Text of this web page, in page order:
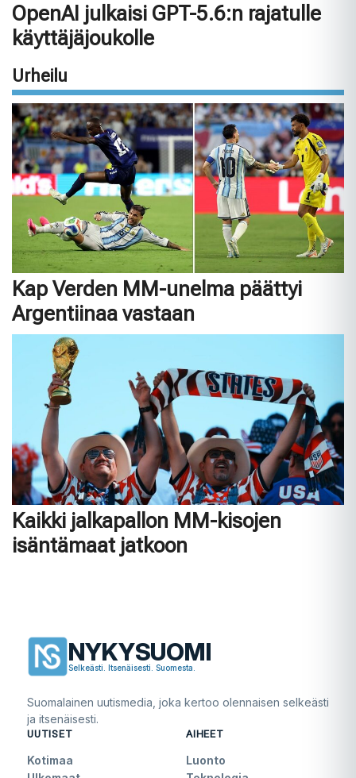
OpenAI julkaisi GPT-5.6:n rajatulle
käyttäjäjoukolle
Urheilu
Kap Verden MM-unelma päättyi
Argentiinaa vastaan
Kaikki jalkapallon MM-kisojen
isäntämaat jatkoon
NYKYSUOMI
Selkeästi. Itsenäisesti. Suomesta.
Suomalainen uutismedia, joka kertoo olennaisen selkeästi
ja itsenäisesti.
UUTISET
Kotimaa
AIHEET
Luonto